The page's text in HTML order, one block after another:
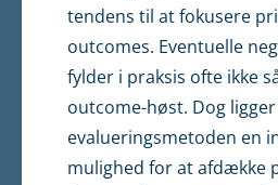
tendens til at fokusere
outcomes. Eventuelle
fylder i praksis ofte ikke
outcome-høst. Dog
evalueringsmetoden en
mulighed for at afdække